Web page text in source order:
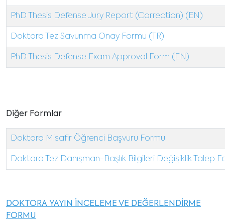
PhD Thesis Defense Jury Report (Correction) (EN)
Doktora Tez Savunma Onay Formu (TR)
PhD Thesis Defense Exam Approval Form (EN)
Diğer Formlar
Doktora Misafir Öğrenci Başvuru Formu
Doktora Tez Danışman-Başlık Bilgileri Değişiklik Talep
DOKTORA YAYIN İNCELEME VE DEĞERLENDİRME
FORMU